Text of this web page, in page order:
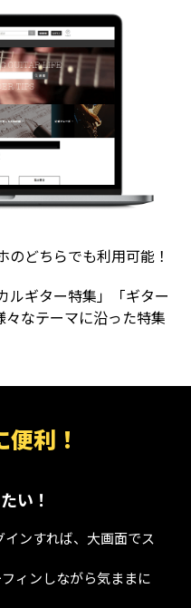
のどちらでも利用可能！
ルギター特集」「ギター
なテーマに沿った特集
利！
い！
ンすれば、大画面でス
ィンしながら気ままに